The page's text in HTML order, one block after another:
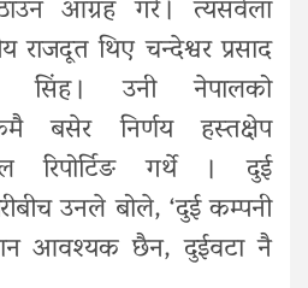
आग्रह गरे । त्यसवेला
राजदूत थिए चन्देश्वर प्रसाद
सिंह । उनी नेपालको
बसेर निर्णय हस्तक्षेप
रिपोर्टिङ गर्थे । दुई
उनले बोले, ‘दुई कम्पनी
आवश्यक छैन, दुईवटा नै